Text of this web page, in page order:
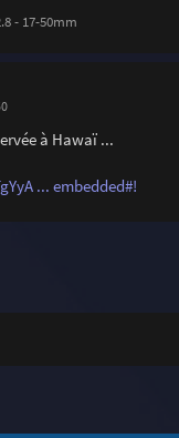
- 17-50mm
à Hawaï ...
... embedded#!